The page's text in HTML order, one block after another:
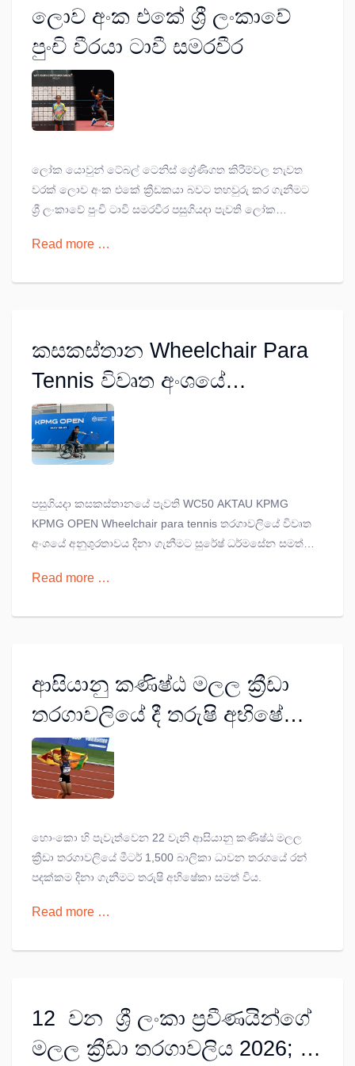
ලොව අංක එකේ ශ්‍රී ලංකාවේ
පුංචි වීරයා ටාවී සමරවීර
ලෝක යොවුන් ටේබල් ටෙනිස් ශ්‍රේණිගත කිරීම්වල නැවත
වරක් ලොව අංක එකේ ක්‍රීඩකයා බවට තහවුරු කර ගැනීමට
ශ්‍රී ලංකාවේ පුංචි ටාවි සමරවීර පසුගියදා පැවති ලෝක
Read more …
කසකස්‍තාන Wheelchair Para
Tennis විවෘත අංශයේ
අනුශූරතාවය සුරේෂ්
ධර්මසේනට
පසුගියදා කසකස්තානයේ පැවති WC50 AKTAU KPMG
KPMG OPEN Wheelchair para tennis තරගාවලියේ විවෘත
අංශයේ අනුශුරතාවය දිනා ගැනීමට සුරේෂ් ධර්මසේන සමත්
Yusoff ක්‍රීඩකයා සමග තියුණු තරගයකින් පසුව පලමු වටය 6
Read more …
ආසියානු කණිෂ්ඨ මලල ක්‍රීඩා
තරගාවලියේ දී තරුෂි අභිෂේකා
ලක් මව රනින් සරසයි
හොංකො හි පැවැත්වෙන 22 වැනි ආසියානු කණිෂ්ඨ මලල
ක්‍රීඩා තරගාවලියේ මීටර් 1,500 බාලිකා ධාවන තරගයේ රන්
පදක්කම දිනා ගැනීමට තරුෂි අභිෂේකා සමත් විය.
Read more …
12 වන ශ්‍රී ලංකා ප්‍රවීණයින්ගේ
මලල ක්‍රීඩා තරගාවලිය 2026;